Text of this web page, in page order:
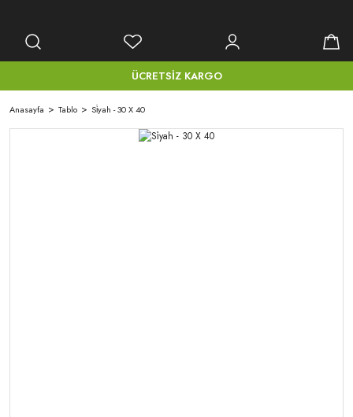
ÜCRETSİZ KARGO
Anasayfa Tablo Si̇yah - 30 X 40